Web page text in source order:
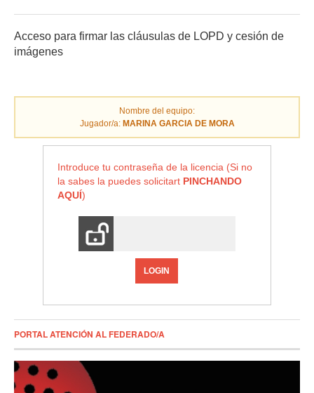
Acceso para firmar las cláusulas de LOPD y cesión de
imágenes
Nombre del equipo:
Jugador/a: MARINA GARCIA DE MORA
Introduce tu contraseña de la licencia (Si no
la sabes la puedes solicitart PINCHANDO
AQUÍ)
LOGIN
PORTAL ATENCIÓN AL FEDERADO/A